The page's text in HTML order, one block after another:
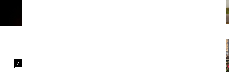
7